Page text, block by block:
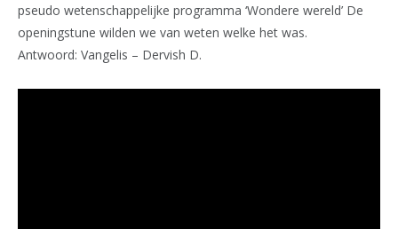
pseudo wetenschappelijke programma ‘Wondere wereld’ De
openingstune wilden we van weten welke het was.
Antwoord: Vangelis – Dervish D.